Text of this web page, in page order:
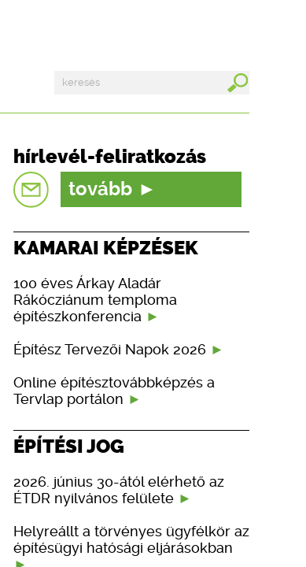
hírlevél-feliratkozás
tovább
KAMARAI KÉPZÉSEK
100 éves Árkay Aladár
Rákócziánum temploma
építészkonferencia
Építész Tervezői Napok 2026
Online építésztovábbképzés a
Tervlap portálon
ÉPÍTÉSI JOG
2026. június 30-ától elérhető az
ÉTDR nyilvános felülete
Helyreállt a törvényes ügyfélkör az
építésügyi hatósági eljárásokban